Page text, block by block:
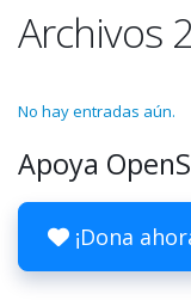
Archivos
No hay entradas aún.
Apoya
¡Dona